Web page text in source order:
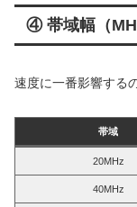
④ 帯域幅（
速度に一番影響する
帯域
20MHz
40MHz